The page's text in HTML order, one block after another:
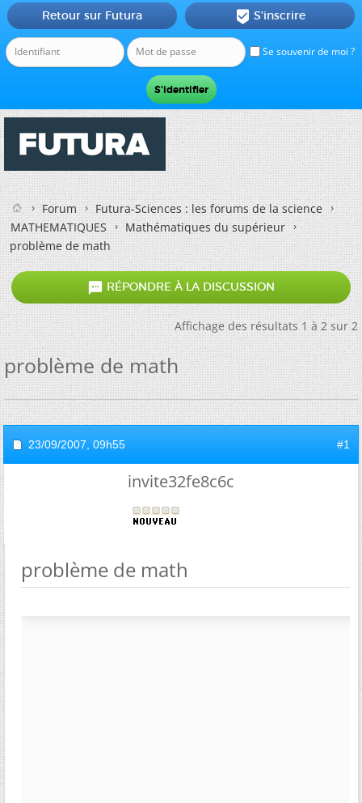
Se souvenir de moi ?
Retour sur Futura  S'inscrire
Forum
Futura-Sciences : les forums de la science
MATHEMATIQUES
Mathématiques du supérieur
problème de math
 RÉPONDRE À LA DISCUSSION
Affichage des résultats 1 à 2 sur 2
problème de math
23/09/2007, 09h55 #1
invite32fe8c6c
problème de math